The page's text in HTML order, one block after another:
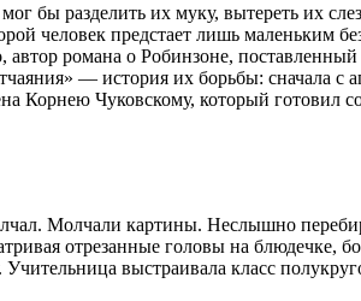
бы разделить их муку, вытереть их
человек предстает лишь
романа о Робинзоне,
— история их борьбы: сначала
Корнею Чуковскому, который готовил
Молчали картины. Неслышно
отрезанные головы на блюдечке,
выстраивала класс